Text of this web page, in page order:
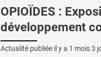
OPIOÏDES :
développement
Actualité publiée il y a 1 mois 3